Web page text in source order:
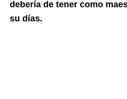
debería de tener como
su días.